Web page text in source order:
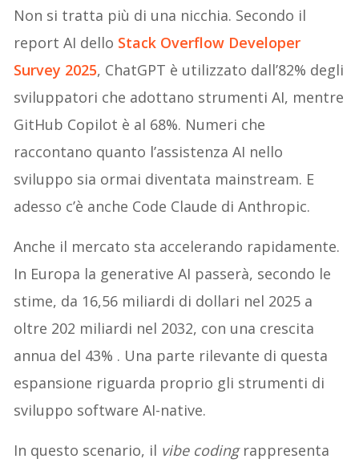
Non si tratta più di una nicchia. Secondo il
report AI dello Stack Overflow Developer
Survey 2025, ChatGPT è utilizzato dall’82% degli
sviluppatori che adottano strumenti AI, mentre
GitHub Copilot è al 68%. Numeri che
raccontano quanto l’assistenza AI nello
sviluppo sia ormai diventata mainstream. E
adesso c’è anche Code Claude di Anthropic.
Anche il mercato sta accelerando rapidamente.
In Europa la generative AI passerà, secondo le
stime, da 16,56 miliardi di dollari nel 2025 a
oltre 202 miliardi nel 2032, con una crescita
annua del 43% . Una parte rilevante di questa
espansione riguarda proprio gli strumenti di
sviluppo software AI-native.
In questo scenario, il vibe codingrappresenta